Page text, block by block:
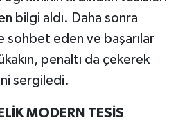
bilgi aldı. Daha sonra
sohbet eden ve başarılar
penaltı da çekerek
sergiledi.
MODERN TESİS